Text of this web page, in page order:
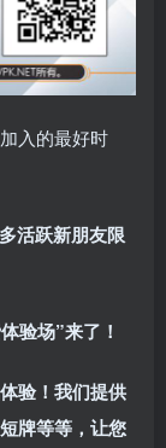
入的最好时
活跃新朋友限
验场”来了！
验！我们提供
牌等等，让您